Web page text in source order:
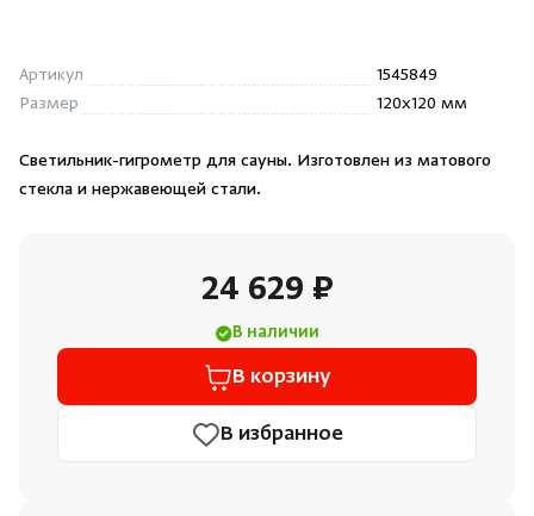
Интерьер
Инфракрасные сауны
Краны
Артикул
1545849
Размер
120x120 мм
Светильник-гигрометр для сауны. Изготовлен из матового
стекла и нержавеющей стали.
24 629 ₽
В наличии
В корзину
В избранное